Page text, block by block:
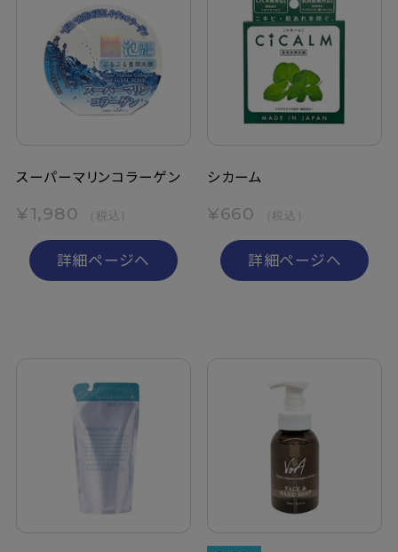
スーパーマリンコラーゲン
¥1,980 （税込）
詳細ページへ
シカーム
¥660 （税込）
詳細ページへ